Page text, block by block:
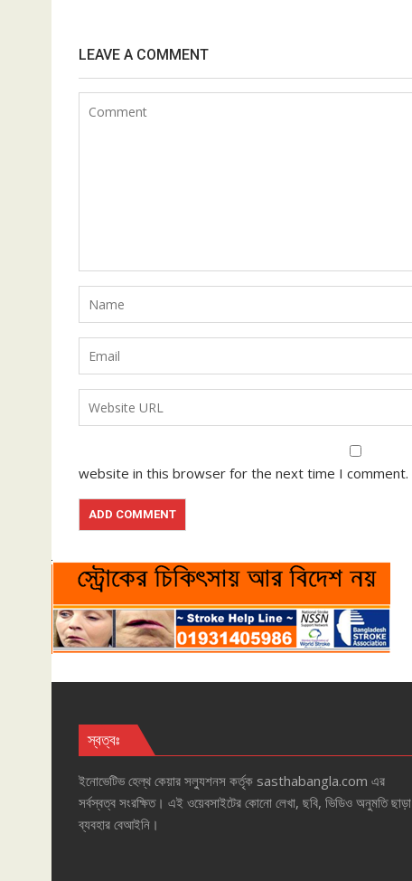
LEAVE A COMMENT
website in this browser for the next time I comment.
স্বত্বঃ
ইনোভেটিভ হেল্‌থ কেয়ার সল্যুশনস কর্তৃক sasthabangla.com এর
সর্বস্বত্ব সংরক্ষিত। এই ওয়েবসাইটের কোনো লেখা, ছবি, ভিডিও অনুমতি ছাড়া
ব্যবহার বেআইনি।